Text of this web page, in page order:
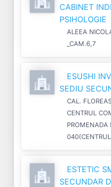
CABINET
PSIHOLOGIE
ALEEA
_CAM.6,7
ESUSHI
SEDIU
CAL.
CENTRUL
ESTETIC
SECUNDAR